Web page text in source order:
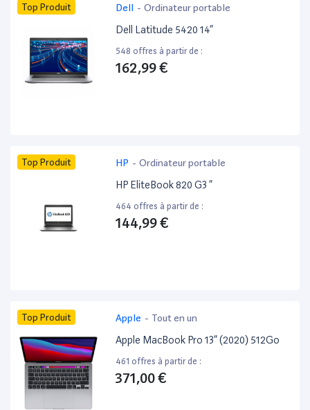
Top Produit Dell - Ordinateur portable
Dell Latitude 5420 14”
548 offres à partir de :
162,99 €
Top Produit HP - Ordinateur portable
HP EliteBook 820 G3 ”
464 offres à partir de :
144,99 €
Top Produit Apple - Tout en un
Apple MacBook Pro 13” (2020) 512Go
461 offres à partir de :
371,00 €